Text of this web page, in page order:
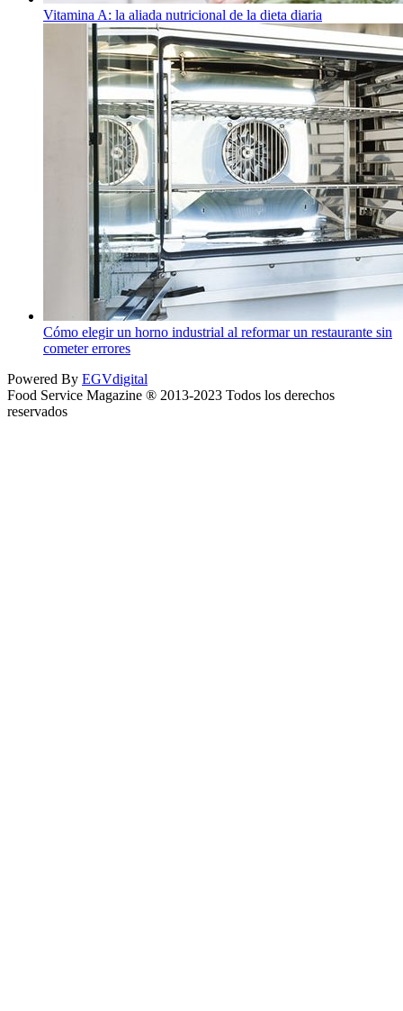
Vitamina A: la aliada nutricional de la dieta diaria
Cómo elegir un horno industrial al reformar un restaurante sin
cometer errores
Powered By EGVdigital
Food Service Magazine ® 2013-2023 Todos los derechos
reservados